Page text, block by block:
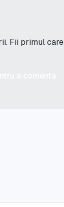
Fii primul care